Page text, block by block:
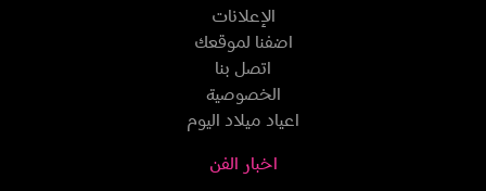
الإعلانات
اضفنا لموقعك
اتصل بنا
الخصوصية
اعياد ميلاد اليوم
اخبار الفن